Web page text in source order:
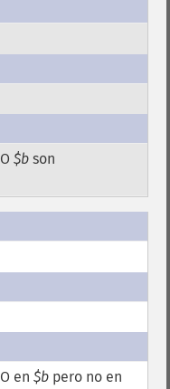
O $bson
O en $bpero no en